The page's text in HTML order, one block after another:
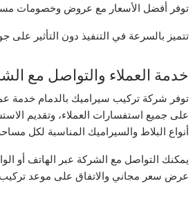
توفر أفضل الأسعار مع عروض وخصومات
تتميز بالسرعة في التنفيذ دون التأثير على
خدمة العملاء والتواصل مع
على جميع استفسارات العملاء، وتقديم
أنواع البلاط والسيراميك المناسبة لكل
يمكنك التواصل مع الشركة عبر الهاتف أو
عرض سعر مجاني والاتفاق على موعد